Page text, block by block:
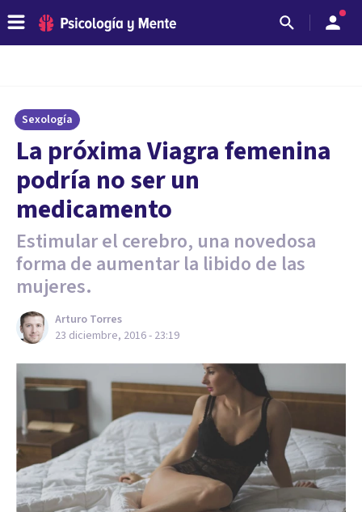
Sexología
​La próxima Viagra femenina
podría no ser un
medicamento
Estimular el cerebro, una novedosa
forma de aumentar la libido de las
mujeres.
Arturo Torres
23 diciembre, 2016 - 23:19